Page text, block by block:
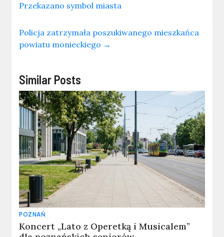
Przekazano symbol miasta
Policja zatrzymała poszukiwanego mieszkańca
powiatu monieckiego →
Similar Posts
POZNAŃ
Koncert „Lato z Operetką i Musicalem”